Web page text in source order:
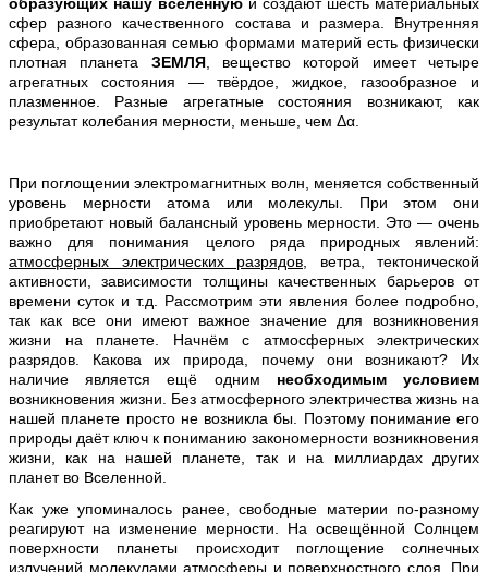
сфер разного качественного состава и размера. Внутренняя
сфера, образованная семью формами материй есть физически
плотная планета ЗЕМЛЯ, вещество которой имеет четыре
агрегатных состояния — твёрдое, жидкое, газообразное и
плазменное. Разные агрегатные состояния возникают, как
результат колебания мерности, меньше, чем Δα.
При поглощении электромагнитных волн, меняется собственный
уровень мерности атома или молекулы. При этом они
приобретают новый балансный уровень мерности. Это — очень
важно для понимания целого ряда природных явлений:
атмосферных электрических разрядов, ветра, тектонической
активности, зависимости толщины качественных барьеров от
времени суток и т.д. Рассмотрим эти явления более подробно,
так как все они имеют важное значение для возникновения
жизни на планете. Начнём с атмосферных электрических
разрядов. Какова их природа, почему они возникают? Их
наличие является ещё одним необходимым условием
возникновения жизни. Без атмосферного электричества жизнь на
нашей планете просто не возникла бы. Поэтому понимание его
природы даёт ключ к пониманию закономерности возникновения
жизни, как на нашей планете, так и на миллиардах других
планет во Вселенной.
Как уже упоминалось ранее, свободные материи по-разному
реагируют на изменение мерности. На освещённой Солнцем
поверхности планеты происходит поглощение солнечных
излучений молекулами атмосферы и поверхностного слоя. При